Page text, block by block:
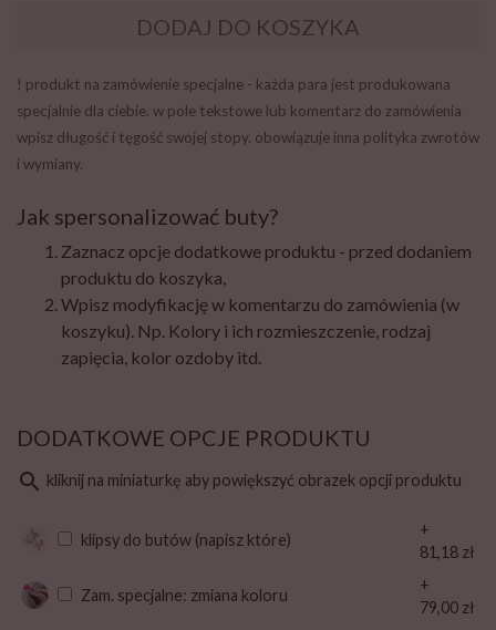
DODAJ DO KOSZYKA
! produkt na zamówienie specjalne - każda para jest produkowana
specjalnie dla ciebie. w pole tekstowe lub komentarz do zamówienia
wpisz długość i tęgość swojej stopy. obowiązuje inna polityka zwrotów
i wymiany.
Jak spersonalizować buty?
Zaznacz opcje dodatkowe produktu - przed dodaniem
produktu do koszyka,
Wpisz modyfikację w komentarzu do zamówienia (w
koszyku). Np. Kolory i ich rozmieszczenie, rodzaj
zapięcia, kolor ozdoby itd.
DODATKOWE OPCJE PRODUKTU
search kliknij na miniaturkę aby powiększyć obrazek opcji produktu
klipsy do butów (napisz które)
+
81,18 zł
Zam. specjalne: zmiana koloru
+
79,00 zł